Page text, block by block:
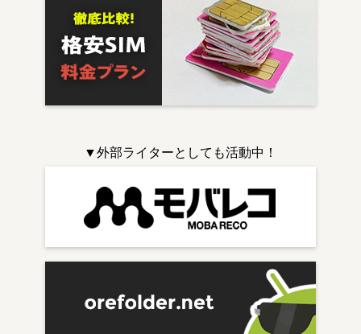
▼外部ライターとしても活動中！